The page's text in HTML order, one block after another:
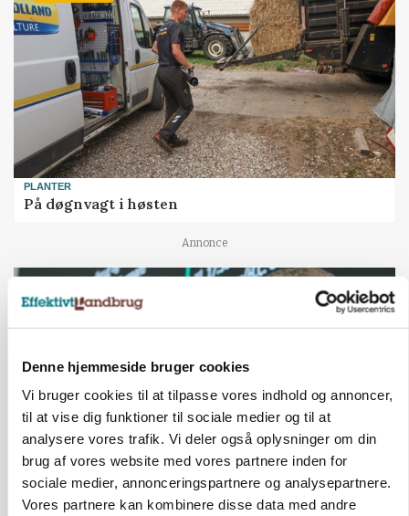
Denne hjemmeside bruger cookies
Vi bruger cookies til at tilpasse vores indhold og annoncer,
til at vise dig funktioner til sociale medier og til at
analysere vores trafik. Vi deler også oplysninger om din
brug af vores website med vores partnere inden for
sociale medier, annonceringspartnere og analysepartnere.
Vores partnere kan kombinere disse data med andre
PLANTER
På døgnvagt i høsten
Annonce
GRISE
Svineproducenter kalder Danish Crowns pris en